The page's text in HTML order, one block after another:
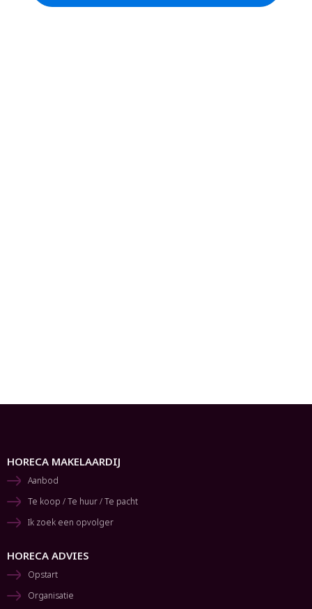
HORECA MAKELAARDIJ
Aanbod
Te koop / Te huur / Te pacht
Ik zoek een opvolger
HORECA ADVIES
Opstart
Organisatie